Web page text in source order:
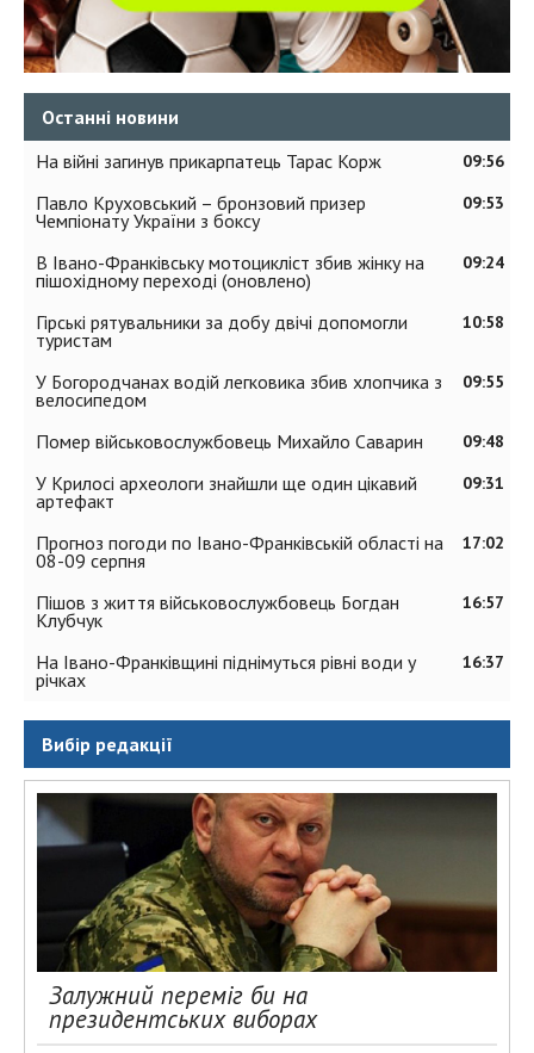
Останні новини
09:56
На війні загинув прикарпатець Тарас Корж
09:53
Павло Круховський – бронзовий призер
Чемпіонату України з боксу
09:24
В Івано-Франківську мотоцикліст збив жінку на
пішохідному переході (оновлено)
10:58
Гірські рятувальники за добу двічі допомогли
туристам
09:55
У Богородчанах водій легковика збив хлопчика з
велосипедом
09:48
Помер військовослужбовець Михайло Саварин
09:31
У Крилосі археологи знайшли ще один цікавий
артефакт
17:02
Прогноз погоди по Івано-Франківській області на
08-09 серпня
16:57
Пішов з життя військовослужбовець Богдан
Клубчук
16:37
На Івано-Франківщині піднімуться рівні води у
річках
Вибір редакції
Залужний переміг би на
президентських виборах